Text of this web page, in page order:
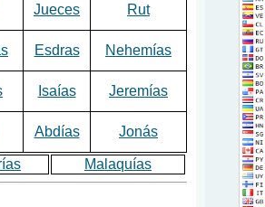
Jueces Rut
Esdras Nehemías
Isaías Jeremías
Abdías Jonás
Malaquías